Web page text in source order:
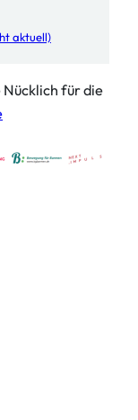
aktuell)
Nücklich für die